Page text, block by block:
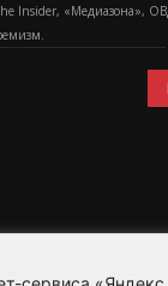
Insider, «Медиазона»,